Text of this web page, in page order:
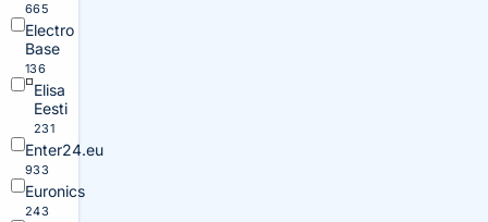
665
Electro
Base
136
Elisa
Eesti
231
Enter24.eu
933
Euronics
243